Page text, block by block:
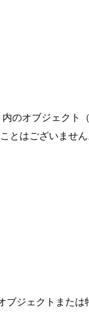
のオブジェクト
はございません
ジェクトまた